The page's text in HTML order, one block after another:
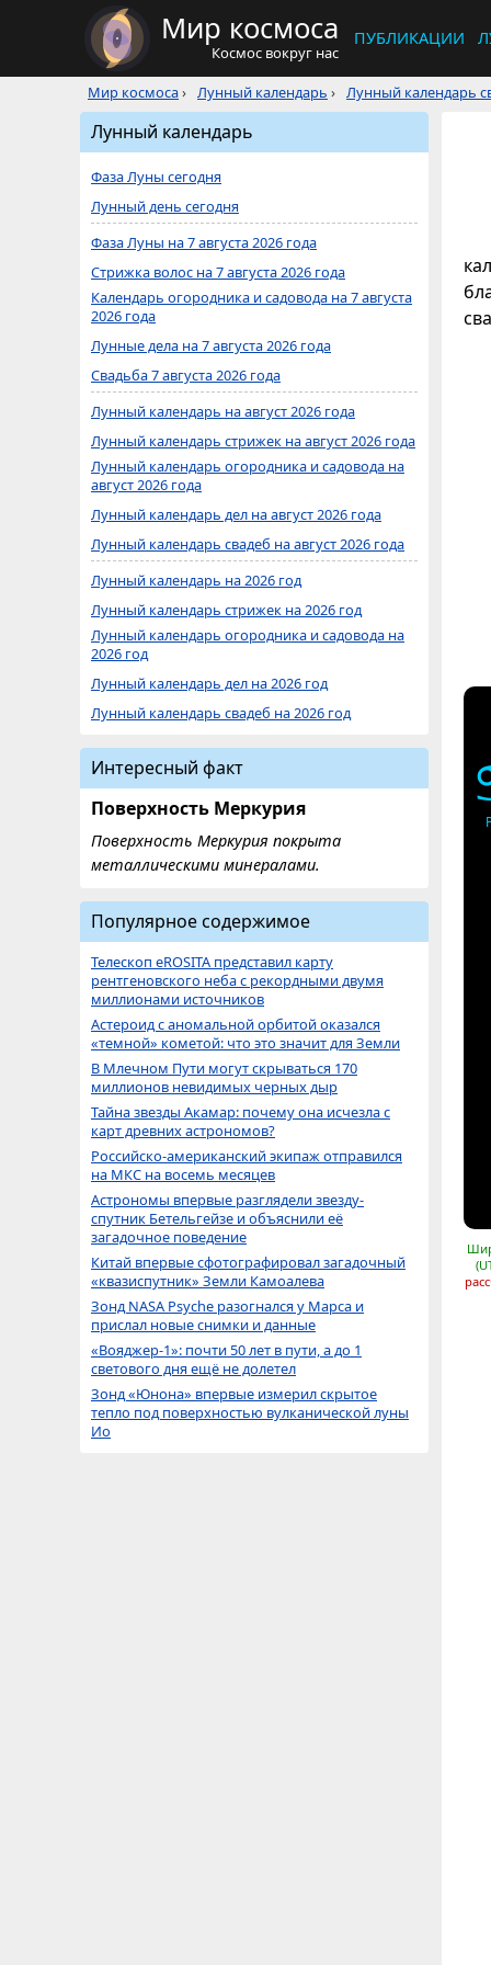
Мир космоса
Космос вокруг нас
ПУБЛИКАЦИИ
Мир космоса› Лунный календарь › Лунный календарь
Лунный календарь
Фаза Луны сегодня
Лунный день сегодня
Фаза Луны на 7 августа 2026 года
Стрижка волос на 7 августа 2026 года
Календарь огородника и садовода на 7 августа
2026 года
Лунные дела на 7 августа 2026 года
Свадьба 7 августа 2026 года
Лунный календарь на август 2026 года
Лунный календарь стрижек на август 2026 года
Лунный календарь огородника и садовода на
август 2026 года
Лунный календарь дел на август 2026 года
Лунный календарь свадеб на август 2026 года
Лунный календарь на 2026 год
Лунный календарь стрижек на 2026 год
Лунный календарь огородника и садовода на
2026 год
Лунный календарь дел на 2026 год
Лунный календарь свадеб на 2026 год
Интересный факт
Поверхность Меркурия
Поверхность Меркурия покрыта
металлическими минералами.
Популярное содержимое
Телескоп eROSITA представил карту
рентгеновского неба с рекордными двумя
миллионами источников
Астероид с аномальной орбитой оказался
«темной» кометой: что это значит для Земли
В Млечном Пути могут скрываться 170
миллионов невидимых черных дыр
Тайна звезды Акамар: почему она исчезла с
карт древних астрономов?
Российско-американский экипаж отправился
на МКС на восемь месяцев
Астрономы впервые разглядели звезду-
спутник Бетельгейзе и объяснили её
загадочное поведение
Китай впервые сфотографировал загадочный
«квазиспутник» Земли Камоалева
Зонд NASA Psyche разогнался у Марса и
прислал новые снимки и данные
«Вояджер-1»: почти 50 лет в пути, а до 1
светового дня ещё не долетел
Зонд «Юнона» впервые измерил скрытое
тепло под поверхностью вулканической луны
Ио